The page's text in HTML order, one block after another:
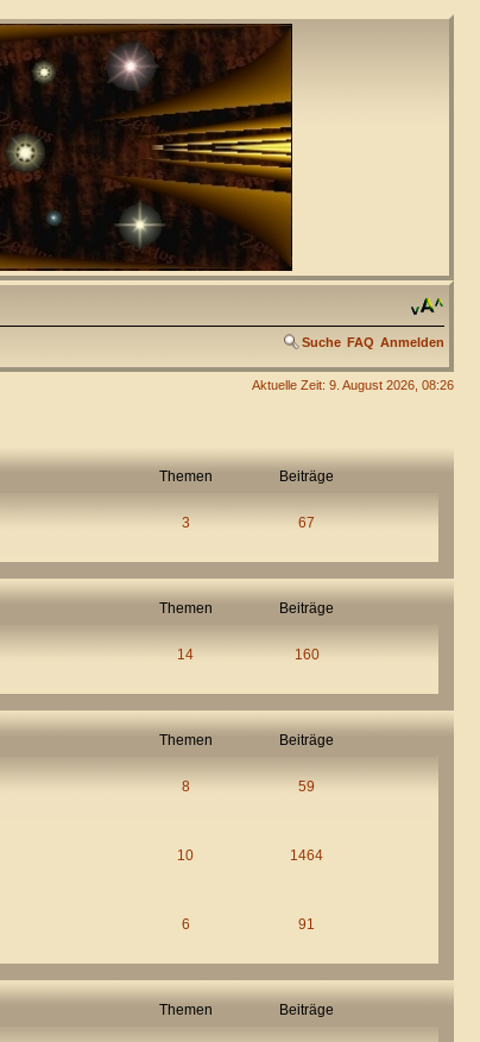
Suche FAQ Anmelden
Aktuelle Zeit: 9. August 2026, 08:26
Themen Beiträge
3 67
Themen Beiträge
14 160
Themen Beiträge
8 59
10 1464
6 91
Themen Beiträge